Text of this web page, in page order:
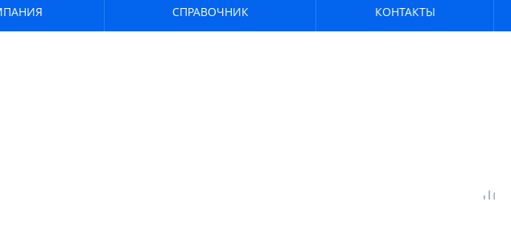
СПРАВОЧНИК КОНТАКТЫ